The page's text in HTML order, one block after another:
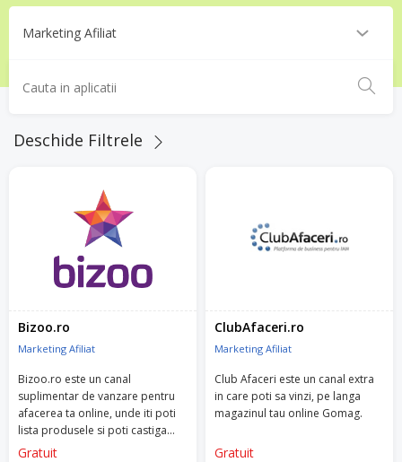
Deschide Filtrele
Bizoo.ro
Marketing Afiliat
Bizoo.ro este un canal
suplimentar de vanzare pentru
afacerea ta online, unde iti poti
lista produsele si poti castiga
increderea clientilor care cauta
Gratuit
ClubAfaceri.ro
Marketing Afiliat
Club Afaceri este un canal extra
in care poti sa vinzi, pe langa
magazinul tau online Gomag.
Gratuit